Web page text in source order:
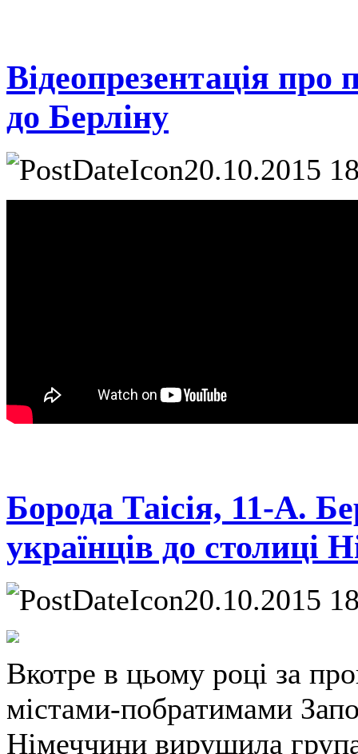
Відеопрезентація про
до Берліну
20.10.2015
Борода Таісія, 11-А.
українців до столиці
20.10.2015
Вкотре в цьому році за
містами-побратимами
Німеччини вирушила